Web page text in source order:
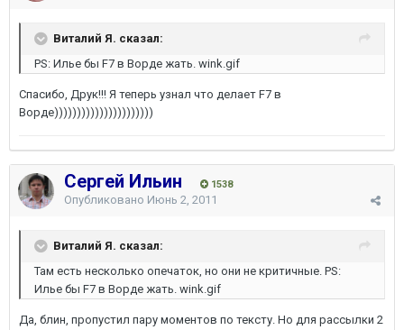
Виталий Я. сказал:
PS: Илье бы F7 в Ворде жать. wink.gif
Спасибо, Друк!!! Я теперь узнал что делает F7 в
Ворде))))))))))))))))))))))
Сергей Ильин 1538
Опубликовано Июнь 2, 2011
Виталий Я. сказал:
Там есть несколько опечаток, но они не критичные. PS:
Илье бы F7 в Ворде жать. wink.gif
Да, блин, пропустил пару моментов по тексту. Но для рассылки 2